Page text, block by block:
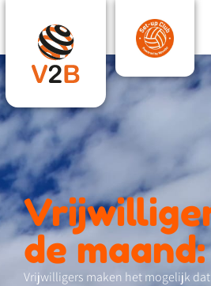
de maand:
Vrijwilligers maken het mogelijk